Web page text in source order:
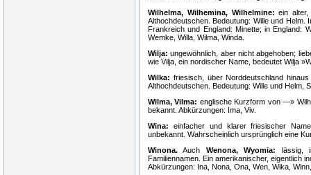
Wilhelma, Wilhemina, Wilhelmine: ein alter,
Althochdeutschen. Bedeutung: Wille und Helm.
Frankreich und England: Minette; in England:
Wemke, Willa, Wilma, Winda.
Wilja: ungewöhnlich, aber nicht abgehoben;
wie Vilja, ein nordischer Name, bedeutet Wilja
Wilka: friesisch, über Norddeutschland
Althochdeutschen. Bedeutung: Wille und Helm,
Wilma, Vilma: englische Kurzform von —»
bekannt. Abkürzungen: Ima, Viv.
Wina: einfacher und klarer friesischer
unbekannt. Wahrscheinlich ursprünglich eine
Winona. Auch Wenona, Wyomia:
lässig,
Familiennamen. Ein amerikanischer, eigentlich
Abkürzungen: Ina, Nona, Ona, Wen, Wika,